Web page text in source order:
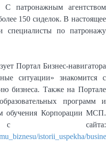
патронажным агентством
150 сиделок. В настоящее
специалисты по патронажу
Портал Бизнес-навигатора
ситуации» знакомится с
бизнеса. Также на Портале
программ и
обучения Корпорации МСП.
с сайта:
istorii_uspekha/